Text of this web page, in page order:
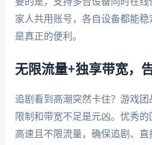
家人共用账号，各自设备都能
是真正的便利。
无限流量+独享带宽，
追剧看到高潮突然卡住？游戏
限制和带宽不足是元凶。优秀
高速且不限流量，确保追剧、